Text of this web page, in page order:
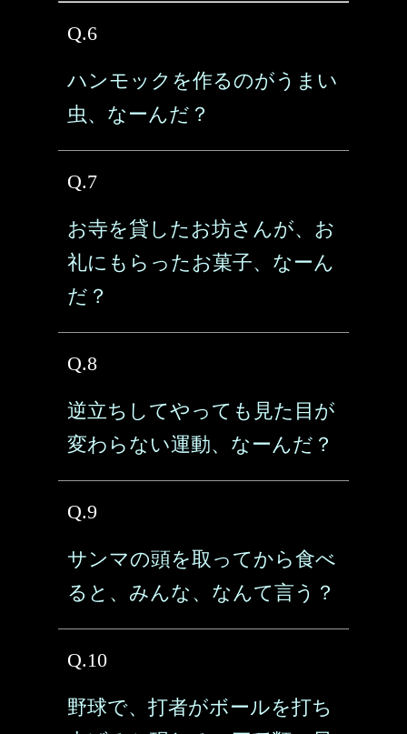
Q.6
ハンモックを作るのがうまい
虫、なーんだ？
Q.7
お寺を貸したお坊さんが、お
礼にもらったお菓子、なーん
だ？
Q.8
逆立ちしてやっても見た目が
変わらない運動、なーんだ？
Q.9
サンマの頭を取ってから食べ
ると、みんな、なんて言う？
Q.10
野球で、打者がボールを打ち